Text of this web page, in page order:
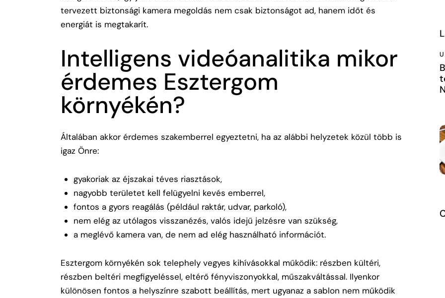
tervezett biztonsági kamera megoldás nem csak biztonságot ad, hanem időt és
energiát is megtakarít.
Intelligens videóanalitika mikor
érdemes Esztergom
környékén?
Általában akkor érdemes szakemberrel egyeztetni, ha az alábbi helyzetek közül több is
igaz Önre:
gyakoriak az éjszakai téves riasztások,
nagyobb területet kell felügyelni kevés emberrel,
fontos a gyors reagálás (például raktár, udvar, parkoló),
nem elég az utólagos visszanézés, valós idejű jelzésre van szükség,
a meglévő kamera van, de nem ad elég használható információt.
Esztergom környékén sok telephely vegyes kihívásokkal működik: részben kültéri,
részben beltéri megfigyeléssel, eltérő fényviszonyokkal, műszakváltással. Ilyenkor
különösen fontos a helyszínre szabott beállítás, mert ugyanaz a sablon nem működik